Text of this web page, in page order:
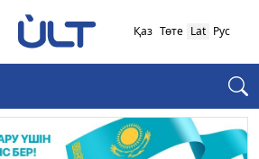
Қаз Төте Lat Рус